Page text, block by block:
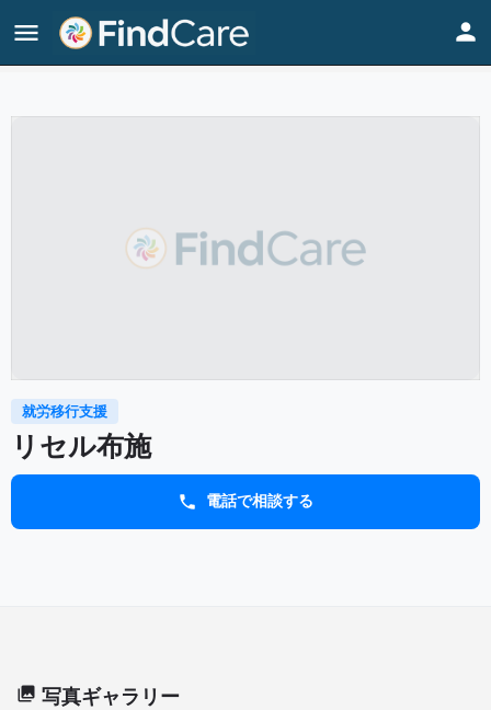
Home Listings リセル布施
就労移行支援
リセル布施
電話で相談する
写真ギャラリー